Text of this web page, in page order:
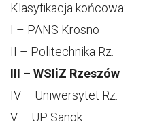
Klasyfikacja końcowa:
I – PANS Krosno
II – Politechnika Rz.
III – WSIiZ Rzeszów
IV – Uniwersytet Rz.
V – UP Sanok